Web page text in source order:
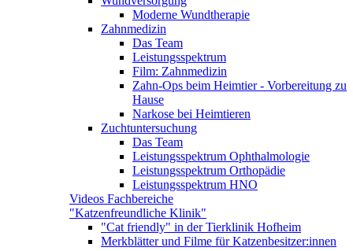
Moderne Wundtherapie
Zahnmedizin
Das Team
Leistungsspektrum
Film: Zahnmedizin
Zahn-Ops beim Heimtier - Vorbereitung zu
Hause
Narkose bei Heimtieren
Zuchtuntersuchung
Das Team
Leistungsspektrum Ophthalmologie
Leistungsspektrum Orthopädie
Leistungsspektrum HNO
Videos Fachbereiche
"Katzenfreundliche Klinik"
"Cat friendly" in der Tierklinik Hofheim
Merkblätter und Filme für Katzenbesitzer:innen